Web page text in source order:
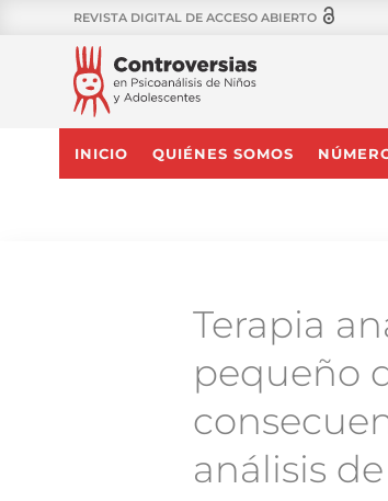
REVISTA DIGITAL DE ACCESO ABIERTO
INICIO QUIÉNES SOMOS
Terapia
pequeño
análisis